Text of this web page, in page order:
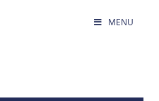
MENU